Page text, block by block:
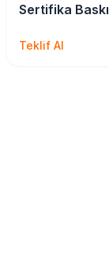
Kırtasiye & Matbu
Sertifika Baskı
Teklif Al